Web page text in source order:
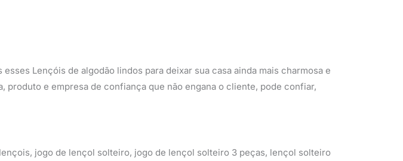
Lençóis de algodão lindos para deixar sua casa ainda mais charmosa e
produto e empresa de confiança que não engana o cliente, pode confiar,
jogo de lençol solteiro, jogo de lençol solteiro 3 peças, lençol solteiro